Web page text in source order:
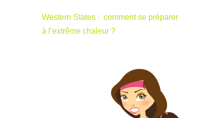
Western States : comment se préparer
à l’extrême chaleur ?